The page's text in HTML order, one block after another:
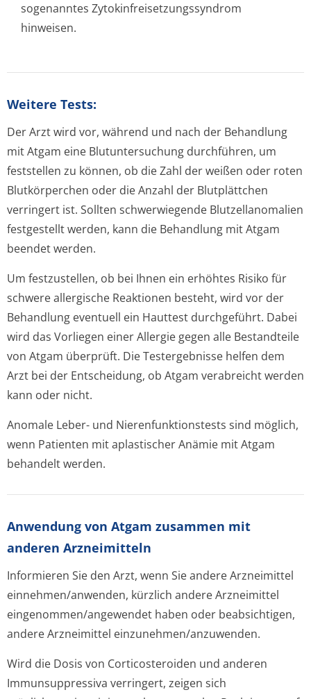
sogenanntes Zytokinfreiset­zungssyndrom
hinweisen.
Weitere Tests:
Der Arzt wird vor, während und nach der Behandlung
mit Atgam eine Blutuntersuchung durchführen, um
feststellen zu können, ob die Zahl der weißen oder roten
Blutkörperchen oder die Anzahl der Blutplättchen
verringert ist. Sollten schwerwiegende Blutzellanomalien
festgestellt werden, kann die Behandlung mit Atgam
beendet werden.
Um festzustellen, ob bei Ihnen ein erhöhtes Risiko für
schwere allergische Reaktionen besteht, wird vor der
Behandlung eventuell ein Hauttest durchgeführt. Dabei
wird das Vorliegen einer Allergie gegen alle Bestandteile
von Atgam überprüft. Die Testergebnisse helfen dem
Arzt bei der Entscheidung, ob Atgam verabreicht werden
kann oder nicht.
Anomale Leber- und Nierenfunktion­stests sind möglich,
wenn Patienten mit aplastischer Anämie mit Atgam
behandelt werden.
Anwendung von Atgam zusammen mit
anderen Arzneimitteln
Informieren Sie den Arzt, wenn Sie andere Arzneimittel
einnehmen/anwenden, kürzlich andere Arzneimittel
eingenommen/an­gewendet haben oder beabsichtigen,
andere Arzneimittel einzunehmen/an­zuwenden.
Wird die Dosis von Corticosteroiden und anderen
Immunsuppressiva verringert, zeigen sich